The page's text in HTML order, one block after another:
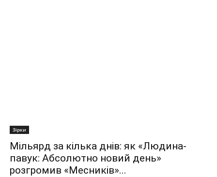
Зірки
Мільярд за кілька днів: як «Людина-
павук: Абсолютно новий день»
розгромив «Месників»...